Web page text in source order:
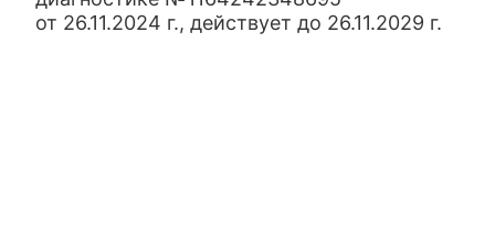
от 26.11.2024 г., действует до 26.11.2029 г.